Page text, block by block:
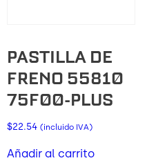
PASTILLA DE
FRENO 55810
75F00-PLUS
$22.54 (incluido IVA)
Añadir al carrito